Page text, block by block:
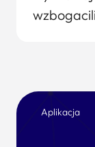
Aplikacja